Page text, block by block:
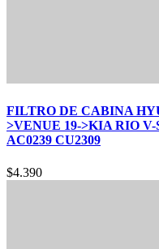
FILTRO DE CABINA
>VENUE 19->KIA RIO V-
AC0239 CU2309
$4.390